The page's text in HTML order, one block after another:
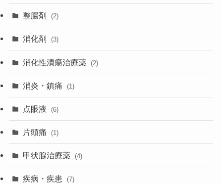
整腸剤 (2)
消化剤 (3)
消化性潰瘍治療薬 (2)
消炎・鎮痛 (1)
点眼液 (6)
片頭痛 (1)
甲状腺治療薬 (4)
疾病・疾患 (7)